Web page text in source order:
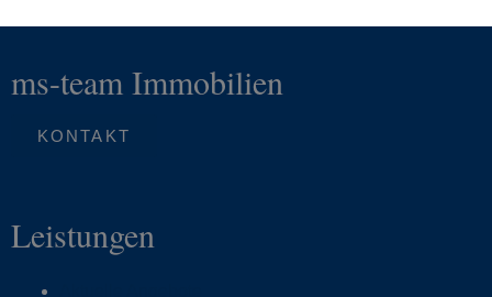
ms-team Immobilien
KONTAKT
Leistungen